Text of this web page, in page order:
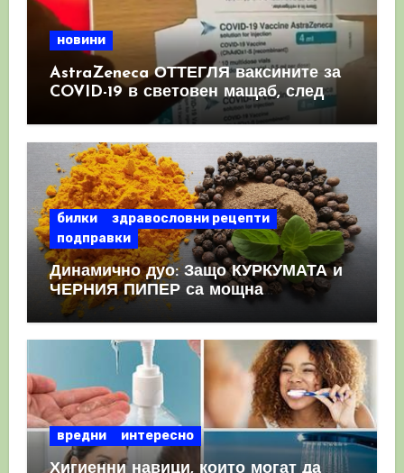
новини
AstraZeneca ОТТЕГЛЯ ваксините за
COVID-19 в световен мащаб, след
като призна, че те причиняват
билки
здравословни рецепти
подправки
Динамично дуо: Защо КУРКУМАТА и
ЧЕРНИЯ ПИПЕР са мощна
комбинация
вредни интересно
Хигиенни навици, които могат да